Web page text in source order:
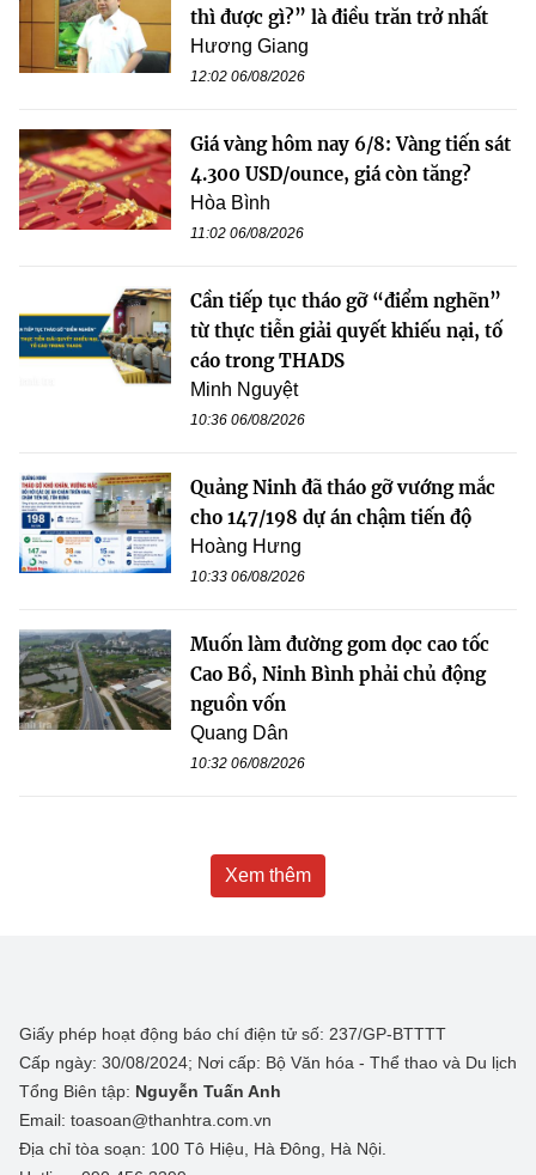
thì được gì?” là điều trăn trở nhất
Hương Giang
12:02 06/08/2026
Giá vàng hôm nay 6/8: Vàng tiến sát
4.300 USD/ounce, giá còn tăng?
Hòa Bình
11:02 06/08/2026
Cần tiếp tục tháo gỡ “điểm nghẽn”
từ thực tiễn giải quyết khiếu nại, tố
cáo trong THADS
Minh Nguyệt
10:36 06/08/2026
Quảng Ninh đã tháo gỡ vướng mắc
cho 147/198 dự án chậm tiến độ
Hoàng Hưng
10:33 06/08/2026
Muốn làm đường gom dọc cao tốc
Cao Bồ, Ninh Bình phải chủ động
nguồn vốn
Quang Dân
10:32 06/08/2026
Xem thêm
Giấy phép hoạt động báo chí điện tử số: 237/GP-BTTTT
Cấp ngày: 30/08/2024; Nơi cấp: Bộ Văn hóa - Thể thao và Du lịch
Tổng Biên tập: Nguyễn Tuấn Anh
Email: toasoan@thanhtra.com.vn
Địa chỉ tòa soạn: 100 Tô Hiệu, Hà Đông, Hà Nội.